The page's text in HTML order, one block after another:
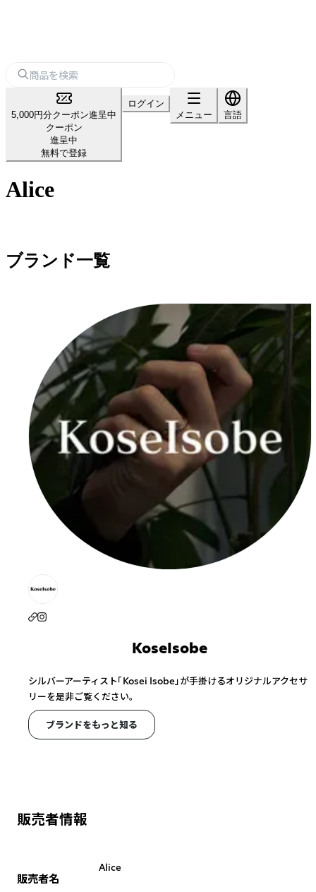
5,000円分クーポン進呈中
クーポン
進呈中
無料で登録
ログイン
メニュー
言語
Alice
ブランド一覧
KoseIsobe
シルバーアーティスト「Kosei Isobe」が手掛けるオリジナルアクセサ
リーを是非ご覧ください。
ブランドをもっと知る
販売者情報
販売者名
Alice